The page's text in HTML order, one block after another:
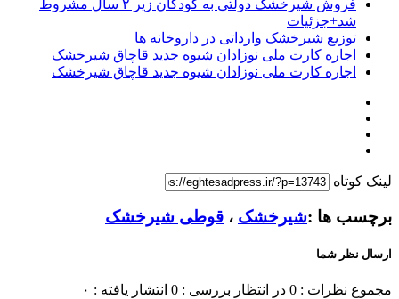
فروش شیرخشک دولتی به کودکان زیر ۲ سال مشروط
شد+جزئیات
توزیع شیرخشک وارداتی در داروخانه ها
اجاره کارت ملی نوزادان شیوه جدید قاچاق شیرخشک
اجاره کارت ملی نوزادان شیوه جدید قاچاق شیرخشک
لینک کوتاه
برچسب ها :شیرخشک ، قوطی شیرخشک
ارسال نظر شما
مجموع نظرات : 0 در انتظار بررسی : 0 انتشار یافته : ۰